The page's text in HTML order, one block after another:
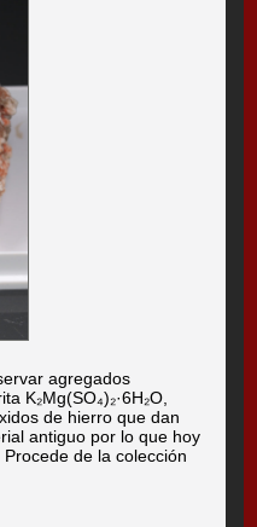
agregados
K₂Mg(SO₄)₂·6H₂O,
de hierro que dan
antiguo por lo que hoy
de la colección